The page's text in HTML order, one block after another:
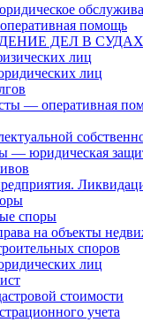
помощь
ДЕЛ В СУДАХ
лиц
лиц
— оперативная
— юридическая
споры
на объекты
споров
лиц
стоимости
учета